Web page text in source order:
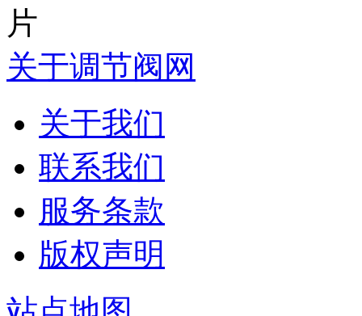
关于调节阀网
关于我们
联系我们
服务条款
版权声明